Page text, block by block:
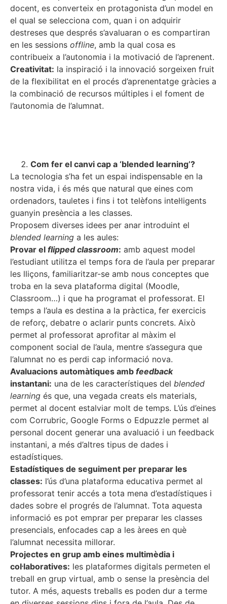
docent, es converteix en protagonista d’un model en
el qual se selecciona com, quan i on adquirir
destreses que després s’avaluaran o es compartiran
en les sessions offline, amb la qual cosa es
contribueix a l’autonomia i la motivació de l’aprenent.
Creativitat: la inspiració i la innovació sorgeixen fruit
de la flexibilitat en el procés d’aprenentatge gràcies a
la combinació de recursos múltiples i el foment de
l’autonomia de l’alumnat.
Com fer el canvi cap a ‘blended learning’?
La tecnologia s’ha fet un espai indispensable en la
nostra vida, i és més que natural que eines com
ordenadors, tauletes i fins i tot telèfons intel·ligents
guanyin presència a les classes.
Proposem diverses idees per anar introduint el
blended learning a les aules:
Provar el flipped classroom: amb aquest model
l’estudiant utilitza el temps fora de l’aula per preparar
les lliçons, familiaritzar-se amb nous conceptes que
troba en la seva plataforma digital (Moodle,
Classroom…) i que ha programat el professorat. El
temps a l’aula es destina a la pràctica, fer exercicis
de reforç, debatre o aclarir punts concrets. Això
permet al professorat aprofitar al màxim el
component social de l’aula, mentre s’assegura que
l’alumnat no es perdi cap informació nova.
Avaluacions automàtiques amb feedback
instantani: una de les característiques del blended
learning és que, una vegada creats els materials,
permet al docent estalviar molt de temps. L’ús d’eines
com Corrubric, Google Forms o Edpuzzle permet al
personal docent generar una avaluació i un feedback
instantani, a més d’altres tipus de dades i
estadístiques.
Estadístiques de seguiment per preparar les
classes: l’ús d’una plataforma educativa permet al
professorat tenir accés a tota mena d’estadístiques i
dades sobre el progrés de l’alumnat. Tota aquesta
informació es pot emprar per preparar les classes
presencials, enfocades cap a les àrees en què
l’alumnat necessita millorar.
Projectes en grup amb eines multimèdia i
col·laboratives: les plataformes digitals permeten el
treball en grup virtual, amb o sense la presència del
tutor. A més, aquests treballs es poden dur a terme